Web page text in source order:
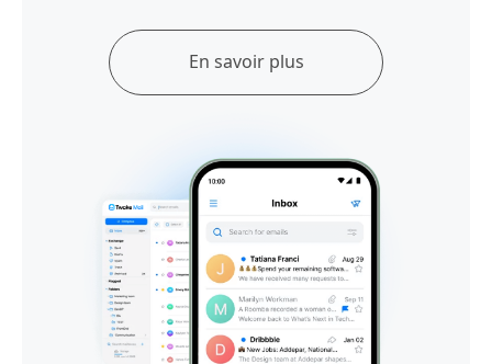
En savoir plus